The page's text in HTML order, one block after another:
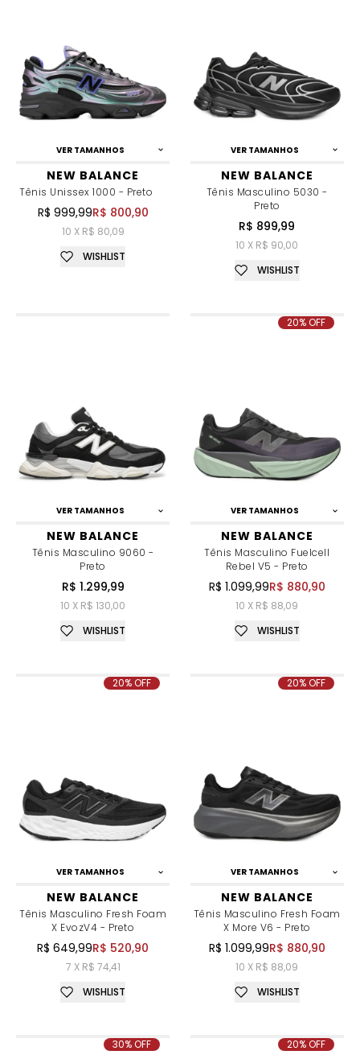
VER TAMANHOS
NEW BALANCE
Tênis Unissex 1000 - Preto
R$ 999,99R$ 800,90
10 X R$ 80,09
WISHLIST
VER TAMANHOS
NEW BALANCE
Tênis Masculino 5030 -
Preto
R$ 899,99
10 X R$ 90,00
WISHLIST
VER TAMANHOS
NEW BALANCE
Tênis Masculino 9060 -
Preto
R$ 1.299,99
10 X R$ 130,00
WISHLIST
VER TAMANHOS
NEW BALANCE
Tênis Masculino Fuelcell
Rebel V5 - Preto
R$ 1.099,99R$ 880,90
10 X R$ 88,09
20% OFF
WISHLIST
VER TAMANHOS
NEW BALANCE
Tênis Masculino Fresh Foam
X EvozV4 - Preto
R$ 649,99R$ 520,90
7 X R$ 74,41
20% OFF
WISHLIST
VER TAMANHOS
NEW BALANCE
Tênis Masculino Fresh Foam
X More V6 - Preto
R$ 1.099,99R$ 880,90
10 X R$ 88,09
20% OFF
WISHLIST
30% OFF 20% OFF